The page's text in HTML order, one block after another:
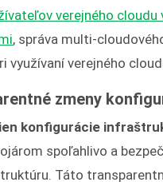
verejného
, správa multi-
využívaní verejného
zmeny
konfigurácie
spoľahlivo a
Táto